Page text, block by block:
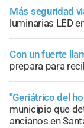
Más seguridad
luminarias LED
Con un fuerte
prepara para
"Geriátrico del
municipio que
ancianos en